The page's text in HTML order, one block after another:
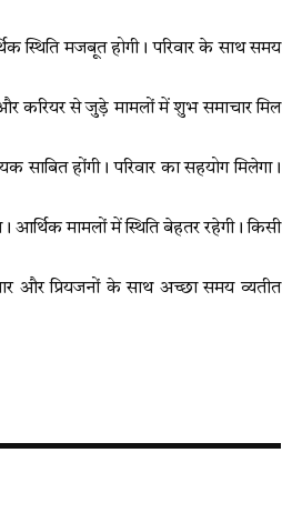
स्थिति मजबूत होगी। परिवार के साथ समय
करियर से जुड़े मामलों में शुभ समाचार मिल
होंगी। परिवार का सहयोग मिलेगा।
मामलों में स्थिति बेहतर रहेगी। किसी
और प्रियजनों के साथ अच्छा समय व्यतीत